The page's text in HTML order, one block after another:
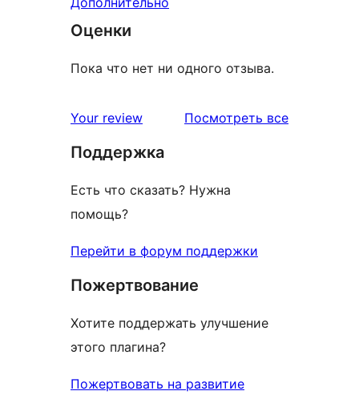
Оценки
Пока что нет ни одного отзыва.
Your review Посмотреть всеотзывы
Поддержка
Есть что сказать? Нужна
помощь?
Перейти в форум поддержки
Пожертвование
Хотите поддержать улучшение
этого плагина?
Пожертвовать на развитие